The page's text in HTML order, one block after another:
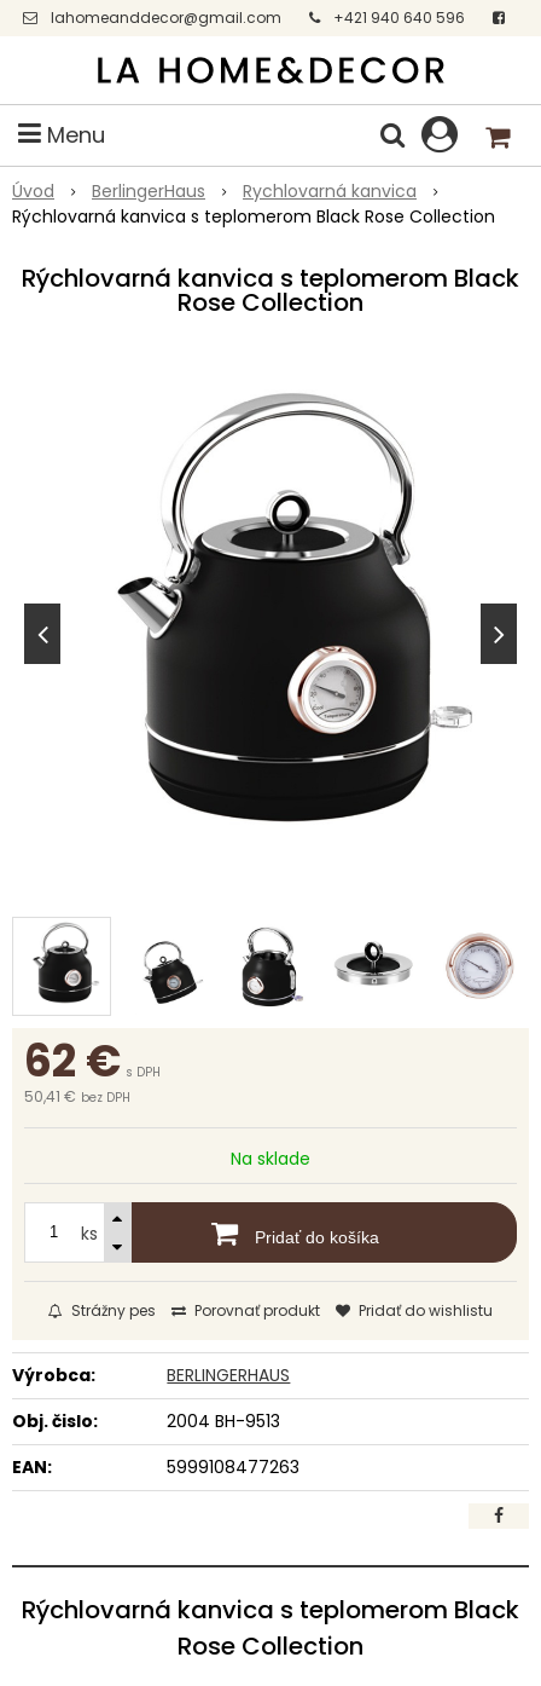
lahomeanddecor@gmail.com
+421 940 640 596
Facebook
Menu
Úvod BerlingerHaus
Rychlovarná kanvica
Rýchlovarná kanvica s teplomerom Black Rose Collection
Rýchlovarná kanvica s teplomerom Black
Rose Collection
62€ s DPH
50,41 € bez DPH
Na sklade
ks Pridať do košíka
Strážny pes Porovnať produkt Pridať do wishlistu
Výrobca:
BERLINGERHAUS
Obj. čislo:
2004 BH-9513
EAN:
5999108477263
Rýchlovarná kanvica s teplomerom Black
Rose Collection